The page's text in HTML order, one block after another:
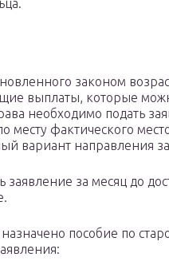
законом
выплаты, которые
необходимо подать
месту фактического
вариант направления
заявление за месяц до
пособие по